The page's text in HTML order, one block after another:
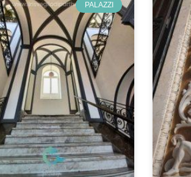
PALAZZI